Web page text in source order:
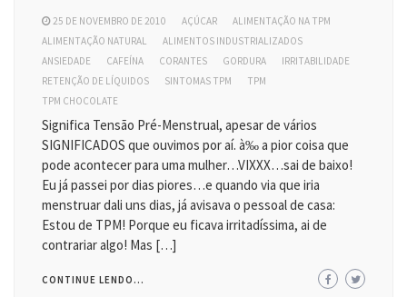
25 DE NOVEMBRO DE 2010 AÇÚCAR
ALIMENTAÇÃO NA TPM
ALIMENTAÇÃO NATURAL
ALIMENTOS INDUSTRIALIZADOS
ANSIEDADE
CAFEÍNA CORANTES GORDURA
IRRITABILIDADE
RETENÇÃO DE LÍQUIDOS
SINTOMAS TPM
TPM
TPM CHOCOLATE
Significa Tensão Pré-Menstrual, apesar de vários
SIGNIFICADOS que ouvimos por aí. à‰ a pior coisa que
pode acontecer para uma mulher…VIXXX…sai de baixo!
Eu já passei por dias piores…e quando via que iria
menstruar dali uns dias, já avisava o pessoal de casa:
Estou de TPM! Porque eu ficava irritadíssima, ai de
contrariar algo! Mas […]
CONTINUE LENDO...